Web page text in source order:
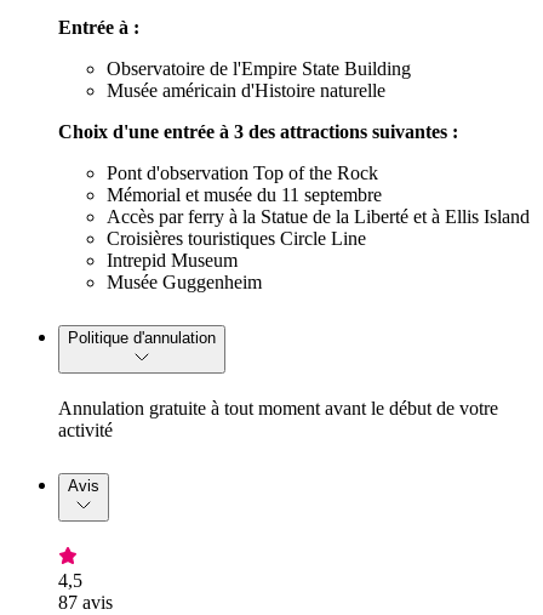
Entrée à :
Observatoire de l'Empire State Building
Musée américain d'Histoire naturelle
Choix d'une entrée à 3 des attractions suivantes :
Pont d'observation Top of the Rock
Mémorial et musée du 11 septembre
Accès par ferry à la Statue de la Liberté et à Ellis Island
Croisières touristiques Circle Line
Intrepid Museum
Musée Guggenheim
Politique d'annulation
Annulation gratuite à tout moment avant le début de votre
activité
Avis
4,5
87 avis